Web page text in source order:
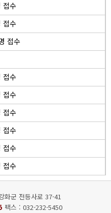
접수
접수
접수
접수
접수
접수
접수
접수
접수
화군 전등사로 37-41
팩스 : 032-232-5450